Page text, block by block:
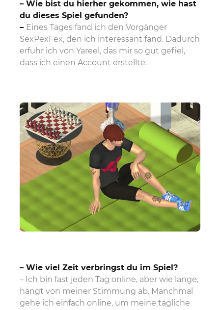
– Wie bist du hierher gekommen, wie hast
du dieses Spiel gefunden?
– Eines Tages fand ich den Vorgänger
SexPexFex, den ich interessant fand. Dadurch
erfuhr ich von Yareel, das mir so gut gefiel,
dass ich einen Account erstellte.
– Wie viel Zeit verbringst du im Spiel?
– Ich bin fast jeden Tag online, aber wie lange,
hängt von meiner Stimmung ab. Manchmal
gehe ich einfach online, um meine tägliche